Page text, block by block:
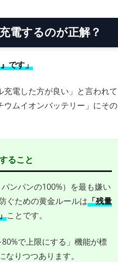
電するのが正解？
です」
電した方が良い」と言われて
ムイオンバッテリー」にその
ること
ンパンの100%）を最も嫌い
ぐための黄金ルールは「残量
ことです。
で上限にする」機能が標
りつつあります。